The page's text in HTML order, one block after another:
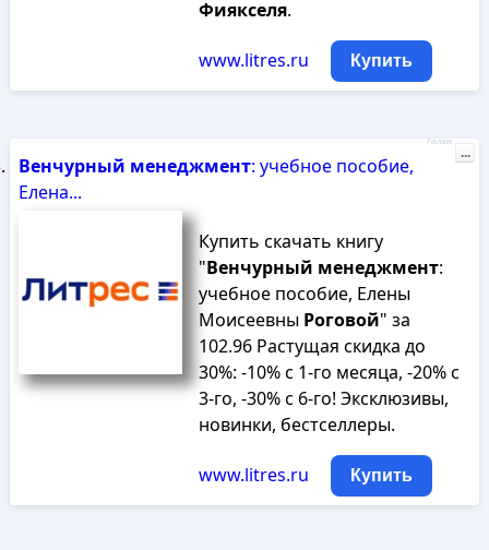
Фиякселя.
www.litres.ru Купить
Венчурный менеджмент: учебное пособие,
Елена...
Купить скачать книгу
"Венчурный менеджмент:
учебное пособие, Елены
Моисеевны Роговой" за
102.96 Растущая скидка до
30%: -10% с 1-го месяца, -20% с
3-го, -30% с 6-го! Эксклюзивы,
новинки, бестселлеры.
www.litres.ru Купить
Реклама
...